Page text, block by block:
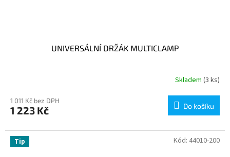
UNIVERSÁLNÍ DRŽÁK MULTICLAMP
Skladem (3 ks)
1 011 Kč bez DPH
1 223 Kč Do košíku
Tip Kód: 44010-200